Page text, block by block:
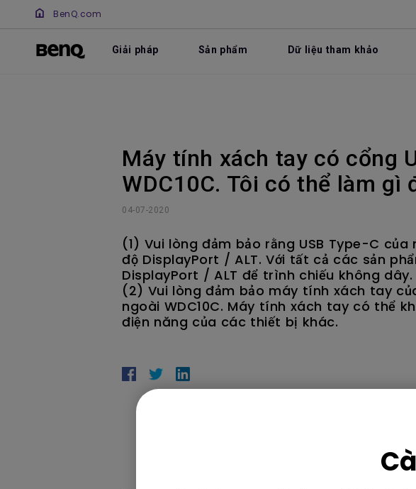
BenQ.com
Giải pháp Sản phẩm Dữ liệu tham khảo
Máy tính xách tay có cổng
WDC10C. Tôi có thể làm gì
04-07-2020
(1) Vui lòng đảm bảo rằng USB Type-C
độ DisplayPort / ALT. Với tất cả các sản
DisplayPort / ALT để trình chiếu không dây.
(2) Vui lòng đảm bảo máy tính xách tay
ngoài WDC10C. Máy tính xách tay có thể
điện năng của các thiết bị khác.